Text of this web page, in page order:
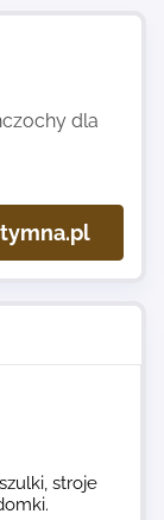
dla
stroje